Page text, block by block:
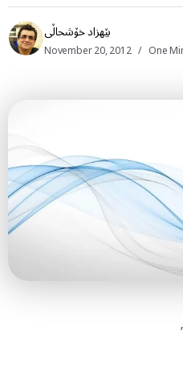
بێهزاد خۆشحاڵی
November 20, 2012 One